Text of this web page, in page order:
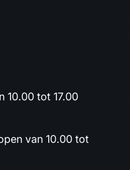
10.00 tot 17.00
van 10.00 tot